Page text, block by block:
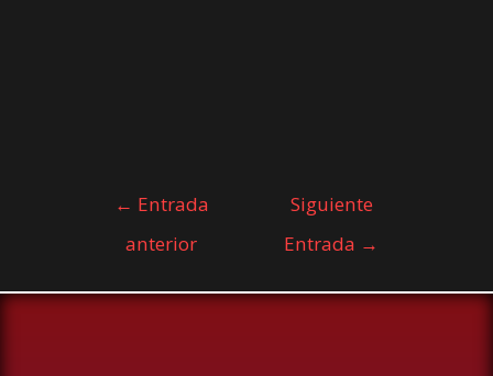
← Entrada
anterior
Siguiente
Entrada →